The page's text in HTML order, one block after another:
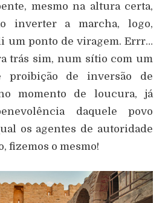
mesmo na altura certa,
inverter a marcha, logo,
um ponto de viragem. Errr…
trás sim, num sítio com um
proibição de inversão de
momento de loucura, já
daquele povo
os agentes de autoridade
fizemos o mesmo!